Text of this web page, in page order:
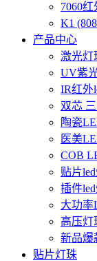
7060
K1
产品中心
激光灯
UV紫
IR红外
双芯
陶瓷
医美
COB
贴片
插件
大功率
高压灯
新品爆
贴片灯珠